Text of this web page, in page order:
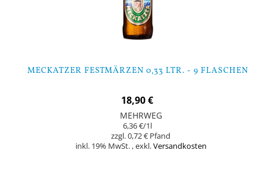
MECKATZER FESTMÄRZEN 0,33 LTR. - 9 FLASCHEN
18,90 €
MEHRWEG
6,36 €/1l
0,72 €
inkl. 19% MwSt. ,exkl.Versandkosten